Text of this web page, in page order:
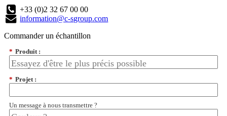
+33 (0)2 32 67 00 00
information@c-sgroup.com
Commander un échantillon
* Produit :
* Projet :
Un message à nous transmettre ?